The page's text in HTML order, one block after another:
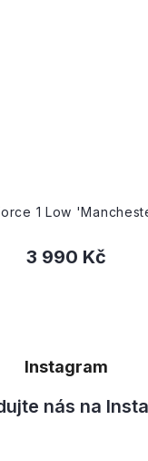
1 Low
3 990 Kč
Instagram
nás na